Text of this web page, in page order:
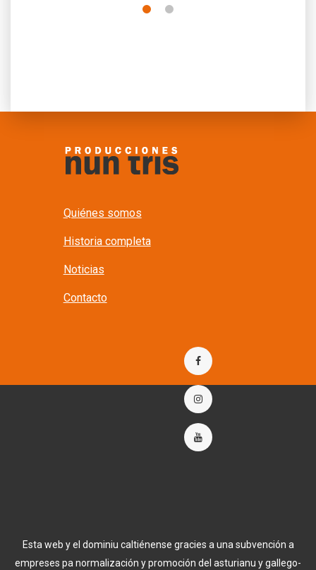
Quiénes somos
Historia completa
Noticias
Contacto
Esta web y el dominiu caltiénense gracies a una subvención a
empreses pa normalización y promoción del asturianu y gallego-